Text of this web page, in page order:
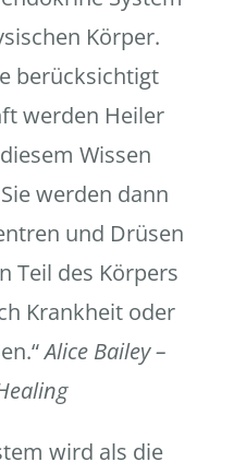
Körper.
berücksichtigt
werden Heiler
Wissen
werden dann
und Drüsen
Teil des Körpers
Krankheit oder
Alice Bailey –
wird als die